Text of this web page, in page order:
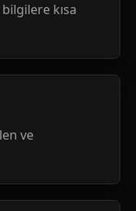
kısa
ve